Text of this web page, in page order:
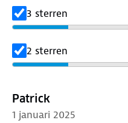
3 sterren
2 sterren
Patrick
1 januari 2025